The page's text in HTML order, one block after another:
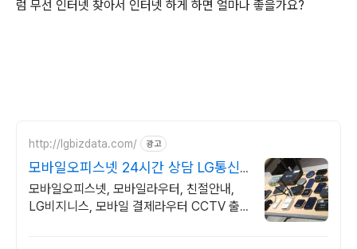
럼 무선 인터넷 찾아서 인터넷 하게 하면 얼마나 좋을가요?
http://lgbizdata.com/ 광고
모바일오피스넷 24시간 상담 LG통신
직영점
모바일오피스넷, 모바일라우터, 친절안내,
LG비지니스, 모바일 결제라우터 CCTV 출